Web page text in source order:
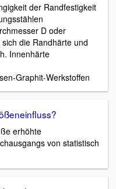
der Randfestigkeit
D oder
die Randhärte und
Innenhärte
Graphit-Werkstoffen
erhöhte
von statistisch